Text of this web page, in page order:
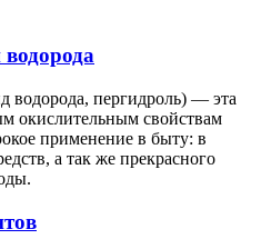
водорода, пергидроль) — эта
окислительным свойствам
применение в быту: в
а так же прекрасного